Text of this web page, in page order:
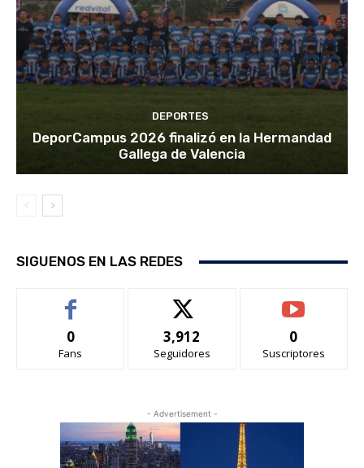
DEPORTES
DeporCampus 2026 finalizó en la Hermandad
Gallega de Valencia
SIGUENOS EN LAS REDES
0
Fans
3,912
Seguidores
0
Suscriptores
- Advertisement -